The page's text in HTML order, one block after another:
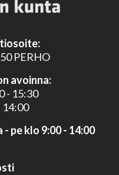
PERHO
avoinna:
- 15:30
14:00
pe klo 9:00 - 14:00